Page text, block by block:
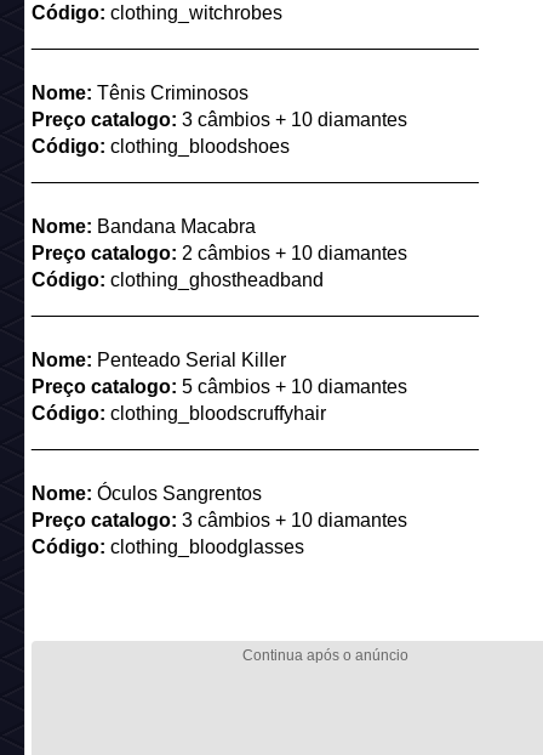
Código: clothing_witchrobes
Nome: Tênis Criminosos
Preço catalogo: 3 câmbios + 10 diamantes
Código: clothing_bloodshoes
Nome: Bandana Macabra
Preço catalogo: 2 câmbios + 10 diamantes
Código: clothing_ghostheadband
Nome: Penteado Serial Killer
Preço catalogo: 5 câmbios + 10 diamantes
Código: clothing_bloodscruffyhair
Nome: Óculos Sangrentos
Preço catalogo: 3 câmbios + 10 diamantes
Código: clothing_bloodglasses